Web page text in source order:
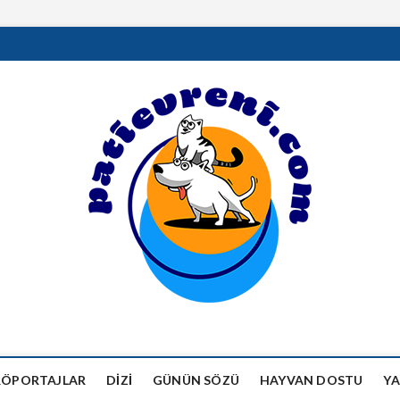
DIZI GÜNÜN SÖZÜ HAYVAN DOSTU